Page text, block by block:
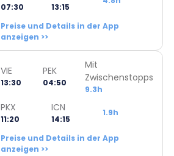
07:30 13:15
Preise und Details in der App
anzeigen >>
VIE
13:30
PEK
04:50
Mit
Zwischenstopps
9.3h
PKX
11:20
ICN
14:15
1.9h
Preise und Details in der App
anzeigen >>